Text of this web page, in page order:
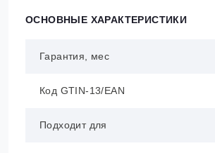
ОСНОВНЫЕ ХАРАКТЕРИСТИКИ
Гарантия, мес
Код GTIN-13/EAN
Подходит для